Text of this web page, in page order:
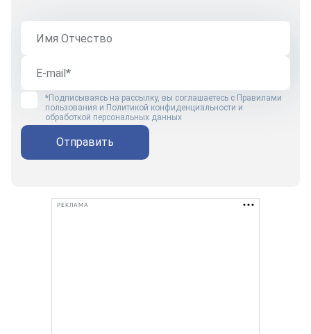
*Подписываясь на рассылку, вы соглашаетесь с Правилами
пользования и Политикой конфиденциальности и
обработкой персональных данных
Отправить
РЕКЛАМА